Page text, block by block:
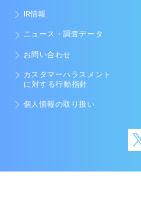
IR情報
ニュース・調査データ
お問い合わせ
カスタマーハラスメント
に対する行動指針
個人情報の取り扱い